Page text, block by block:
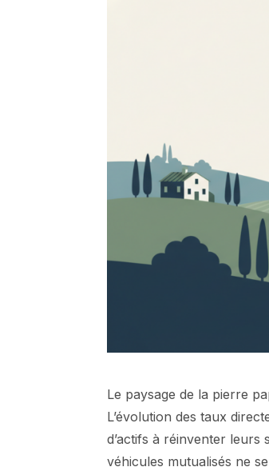
Le paysage de la pierre
L’évolution des taux
d’actifs à réinventer
véhicules mutualisés ne